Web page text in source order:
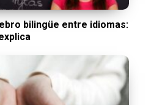
bilingüe entre idiomas: